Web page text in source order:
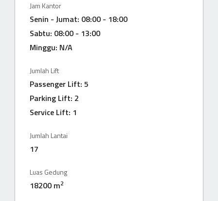
Jam Kantor
Senin - Jumat: 08:00 - 18:00
Sabtu: 08:00 - 13:00
Minggu: N/A
Jumlah Lift
Passenger Lift: 5
Parking Lift: 2
Service Lift: 1
Jumlah Lantai
17
Luas Gedung
18200 m2